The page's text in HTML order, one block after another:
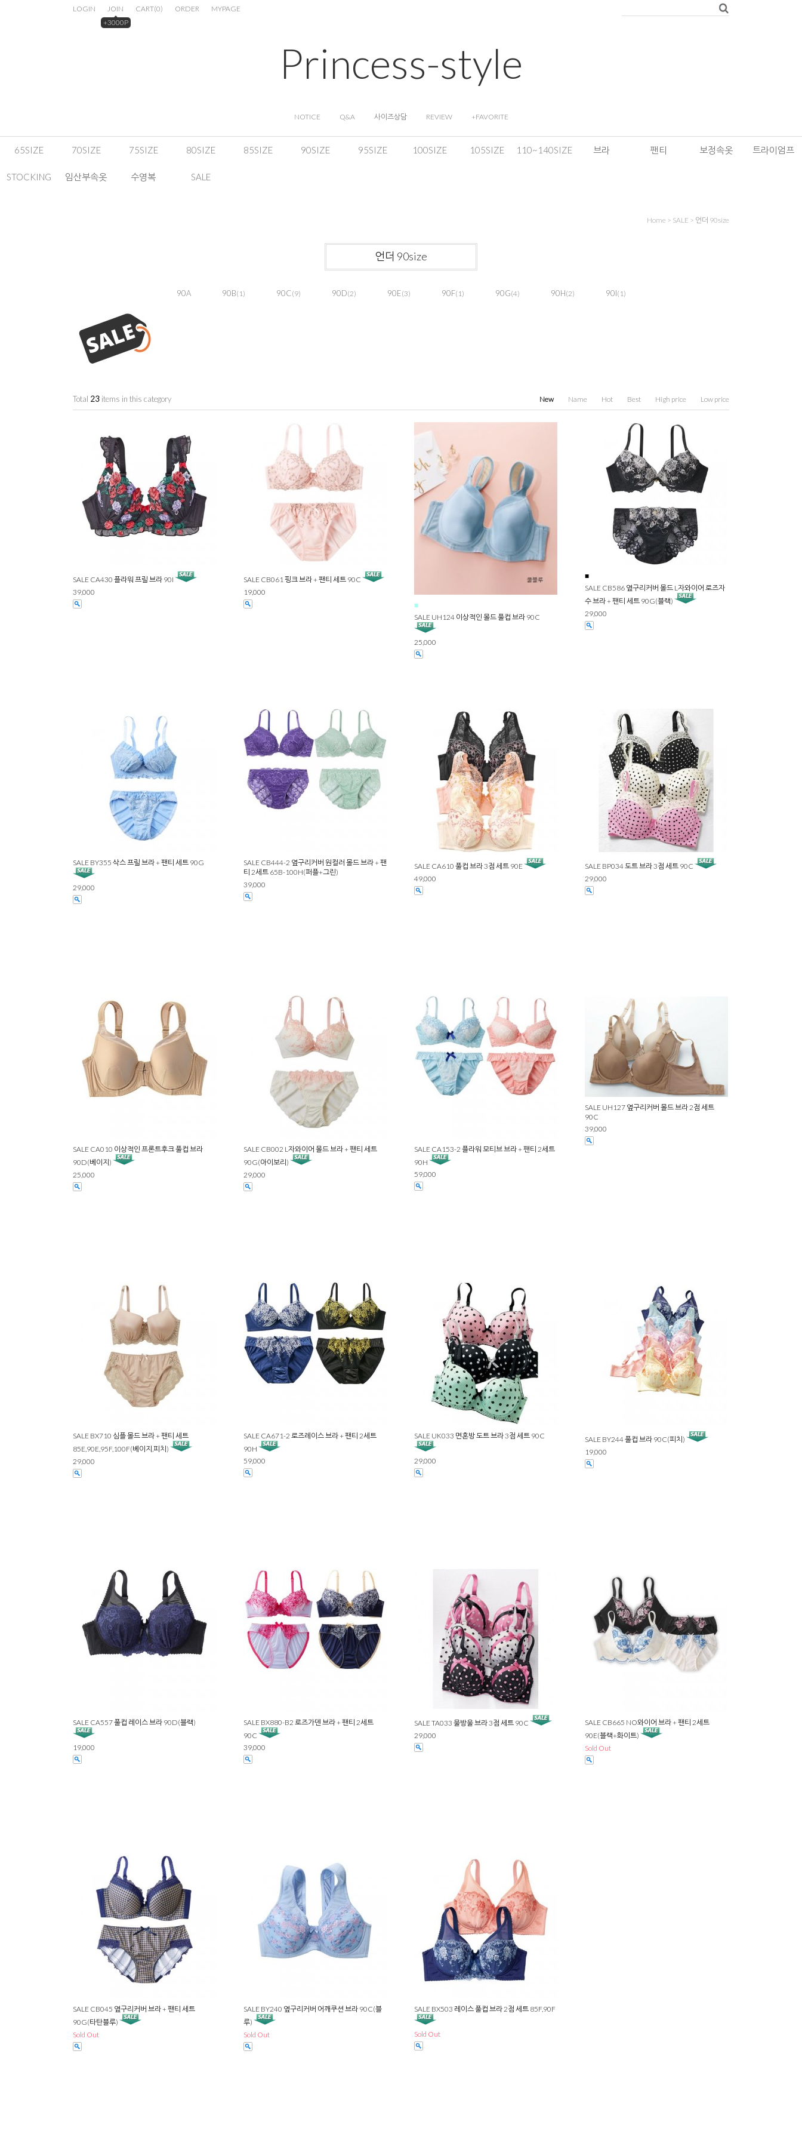
LOGIN
JOIN
+3000P
CART(0) ORDER MYPAGE
Princess-style
NOTICE Q&A 사이즈상담 REVIEW +FAVORITE
65SIZE 70SIZE 75SIZE 80SIZE 85SIZE 90SIZE 95SIZE 100SIZE 105SIZE 110~140SIZE 브라 팬티 보정속옷 트라이엄프
STOCKING 임산부속옷 수영복 SALE
Home > SALE > 언더 90size
언더 90size
90A 90B(1) 90C(9) 90D(2) 90E(3) 90F(1) 90G(4) 90H(2) 90I(1)
Total 23 items in this category New Name Hot Best High price Low price
SALE CA430 플라워 프릴 브라 90I
39,000
SALE CB061 핑크 브라 + 팬티 세트 90C
19,000
■
SALE UH124 이상적인 몰드 풀컵 브라 90C
25,000
■
SALE CB586 옆구리커버 몰드 L자와이어 로즈자
수 브라 + 팬티 세트 90G(블랙)
29,000
SALE BY355 삭스 프릴 브라 + 팬티 세트 90G
29,000
SALE CB444-2 옆구리커버 원컬러 몰드 브라 + 팬
티 2세트 65B-100H(퍼플+그린)
39,000
SALE CA610 풀컵 브라 3점 세트 90E
49,000
SALE BP034 도트 브라 3점 세트 90C
29,000
SALE CA010 이상적인 프론트후크 풀컵 브라
90D(베이지)
25,000
SALE CB002 L자와이어 몰드 브라 + 팬티 세트
90G(아이보리)
29,000
SALE CA153-2 플라워 모티브 브라 + 팬티 2세트
90H
59,000
SALE UH127 옆구리커버 몰드 브라 2점 세트
90C
39,000
SALE BX710 심플 몰드 브라 + 팬티 세트
85E,90E,95F,100F(베이지,피치)
29,000
SALE CA671-2 로즈레이스 브라 + 팬티 2세트
90H
59,000
SALE UK033 면혼방 도트 브라 3점 세트 90C
29,000
SALE BY244 풀컵 브라 90C(피치)
19,000
SALE CA557 풀컵 레이스 브라 90D(블랙)
19,000
SALE BX880-B2 로즈가덴 브라 + 팬티 2세트
90C
39,000
SALE TA033 물방울 브라 3점 세트 90C
29,000
SALE CB665 NO와이어 브라 + 팬티 2세트
90E(블랙+화이트)
Sold Out
SALE CB045 옆구리커버 브라 + 팬티 세트
90G(타탄블루)
Sold Out
SALE BY240 옆구리커버 어깨쿠션 브라 90C(블
루)
Sold Out
SALE BX503 레이스 풀컵 브라 2점 세트 85F,90F
Sold Out